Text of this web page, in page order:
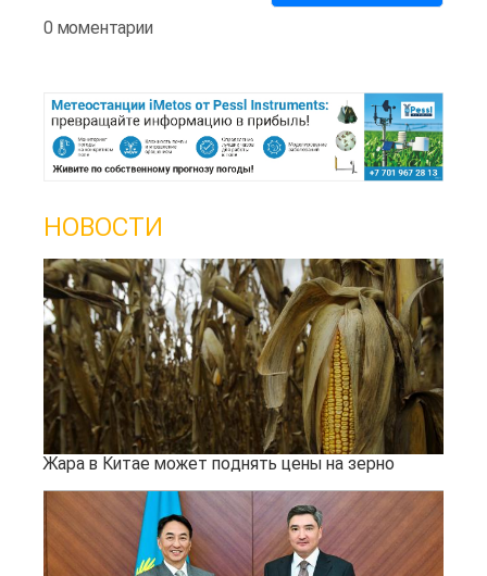
0 моментарии
НОВОСТИ
Жара в Китае может поднять цены на зерно